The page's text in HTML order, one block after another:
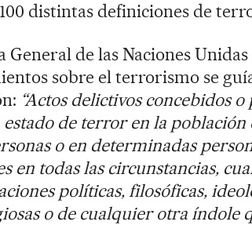
distintas definiciones de
General de las Naciones Unidas
sobre el terrorismo se
“Actos delictivos concebidos
de terror en la población
o en determinadas
en todas las circunstancias,
políticas, filosóficas,
o de cualquier otra índole